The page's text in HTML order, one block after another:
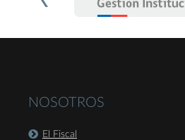
NOSOTROS
El Fiscal